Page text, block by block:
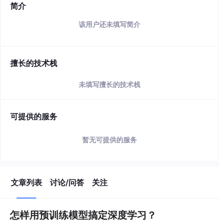
简介
该用户还未填写简介
擅长的技术栈
未填写擅长的技术栈
可提供的服务
暂无可提供的服务
文章列表 讨论/问答 关注
怎样用预训练模型搞定深度学习？